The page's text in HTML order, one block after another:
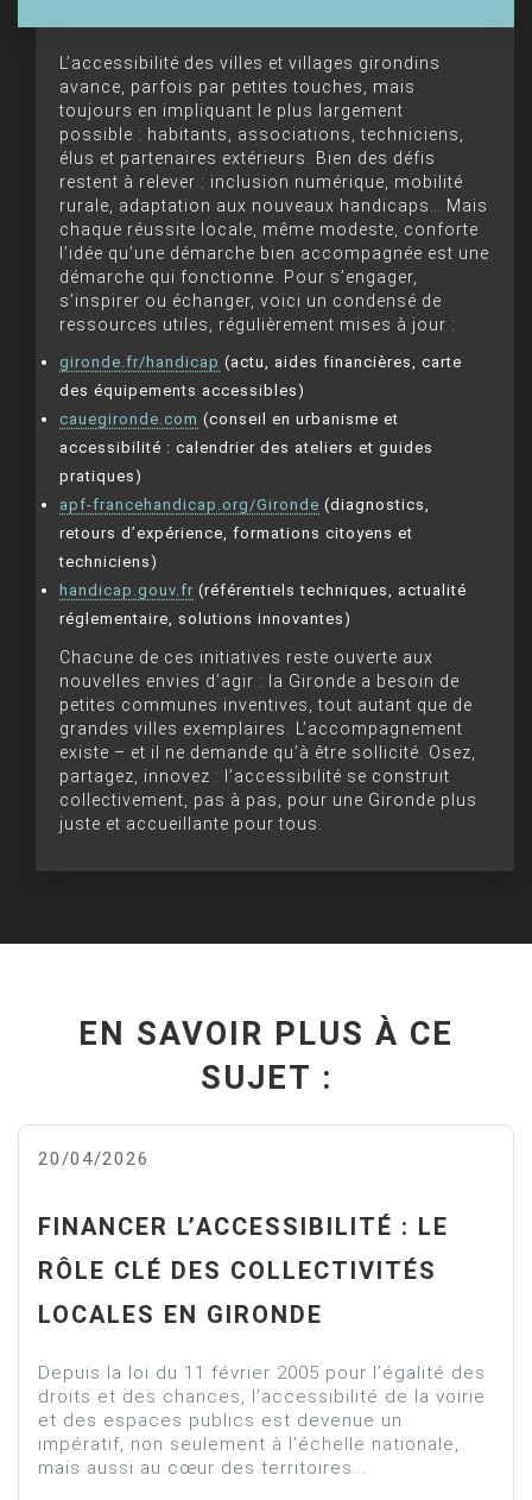
L’accessibilité des villes et villages girondins
avance, parfois par petites touches, mais
toujours en impliquant le plus largement
possible : habitants, associations, techniciens,
élus et partenaires extérieurs. Bien des défis
restent à relever : inclusion numérique, mobilité
rurale, adaptation aux nouveaux handicaps… Mais
chaque réussite locale, même modeste, conforte
l’idée qu’une démarche bien accompagnée est une
démarche qui fonctionne. Pour s’engager,
s’inspirer ou échanger, voici un condensé de
ressources utiles, régulièrement mises à jour :
gironde.fr/handicap (actu, aides financières, carte
des équipements accessibles)
cauegironde.com (conseil en urbanisme et
accessibilité : calendrier des ateliers et guides
pratiques)
apf-francehandicap.org/Gironde (diagnostics,
retours d’expérience, formations citoyens et
techniciens)
handicap.gouv.fr (référentiels techniques, actualité
réglementaire, solutions innovantes)
Chacune de ces initiatives reste ouverte aux
nouvelles envies d’agir : la Gironde a besoin de
petites communes inventives, tout autant que de
grandes villes exemplaires. L’accompagnement
existe – et il ne demande qu’à être sollicité. Osez,
partagez, innovez : l’accessibilité se construit
collectivement, pas à pas, pour une Gironde plus
juste et accueillante pour tous.
EN SAVOIR PLUS À CE
SUJET :
20/04/2026
FINANCER L’ACCESSIBILITÉ : LE
RÔLE CLÉ DES COLLECTIVITÉS
LOCALES EN GIRONDE
Depuis la loi du 11 février 2005 pour l’égalité des
droits et des chances, l’accessibilité de la voirie
et des espaces publics est devenue un
impératif, non seulement à l’échelle nationale,
mais aussi au cœur des territoires...